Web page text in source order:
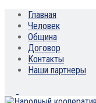
Главная
Человек
Община
Договор
Контакты
Наши партнеры